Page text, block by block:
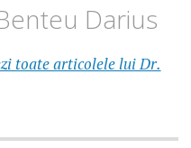
Darius
toate articolele lui Dr.